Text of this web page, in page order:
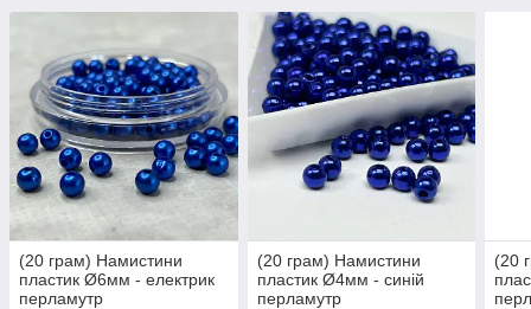
(20 грам) Намистини
пластик Ø6мм - електрик
перламутр
(20 грам) Намистини
пластик Ø4мм - синій
перламутр
(20